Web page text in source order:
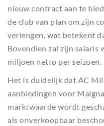
nieuw contract aan te
de club van plan om zijn
verlengen, wat betekent
Bovendien zal zijn salaris
miljoen netto per seizoen.
Het is duidelijk dat AC
aanbiedingen voor
marktwaarde wordt
als onverkoopbaar